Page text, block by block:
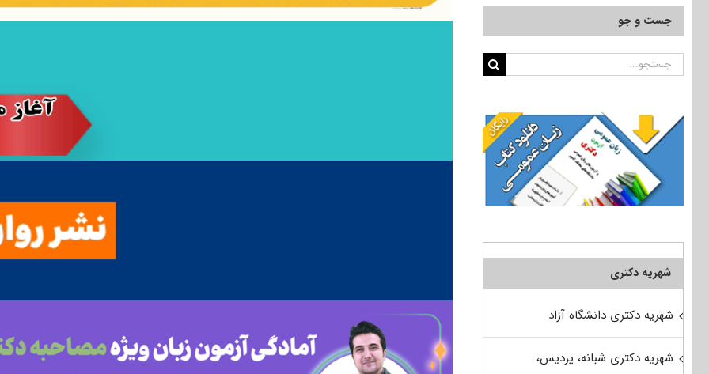
جست و جو
جستجو
شهریه دکتری
شهریه دکتری دانشگاه آزاد
شهریه دکتری شبانه، پردیس،